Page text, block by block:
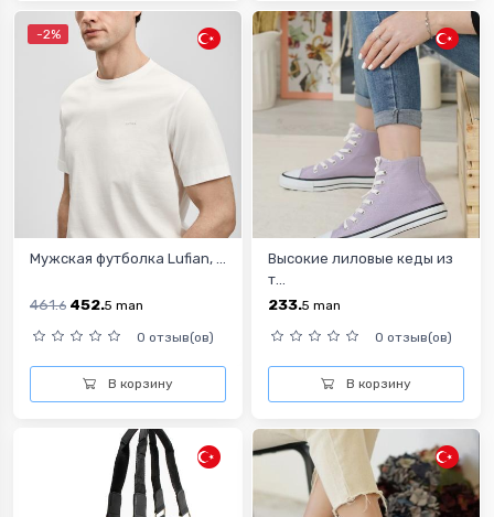
-2%
Мужская футболка Lufian, ...
461.6 452.5 man
0 отзыв(ов)
В корзину
Высокие лиловые кеды из
т...
233.5 man
0 отзыв(ов)
В корзину